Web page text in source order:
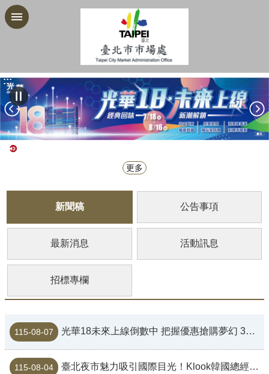
跳到主要內容區塊
:::
更多
新聞稿 公告事項
最新消息 活動訊息
招標專欄
115-08-07 光華18未來上線倒數中 把握優惠搶購夢幻 3C 裝備
115-08-04 臺北夜市魅力吸引國際目光！Klook韓國總經理走訪士林夜市 大讚夜市是認識台灣最好的起點